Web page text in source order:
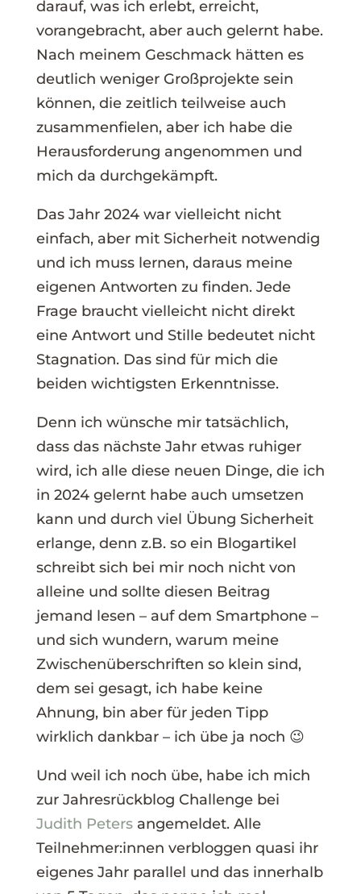
darauf, was ich erlebt, erreicht,
vorangebracht, aber auch gelernt habe.
Nach meinem Geschmack hätten es
deutlich weniger Großprojekte sein
können, die zeitlich teilweise auch
zusammenfielen, aber ich habe die
Herausforderung angenommen und
mich da durchgekämpft.
Das Jahr 2024 war vielleicht nicht
einfach, aber mit Sicherheit notwendig
und ich muss lernen, daraus meine
eigenen Antworten zu finden. Jede
Frage braucht vielleicht nicht direkt
eine Antwort und Stille bedeutet nicht
Stagnation. Das sind für mich die
beiden wichtigsten Erkenntnisse.
Denn ich wünsche mir tatsächlich,
dass das nächste Jahr etwas ruhiger
wird, ich alle diese neuen Dinge, die ich
in 2024 gelernt habe auch umsetzen
kann und durch viel Übung Sicherheit
erlange, denn z.B. so ein Blogartikel
schreibt sich bei mir noch nicht von
alleine und sollte diesen Beitrag
jemand lesen – auf dem Smartphone –
und sich wundern, warum meine
Zwischenüberschriften so klein sind,
dem sei gesagt, ich habe keine
Ahnung, bin aber für jeden Tipp
wirklich dankbar – ich übe ja noch 😉
Und weil ich noch übe, habe ich mich
zur Jahresrückblog Challenge bei
Judith Petersangemeldet. Alle
Teilnehmer:innen verbloggen quasi ihr
eigenes Jahr parallel und das innerhalb